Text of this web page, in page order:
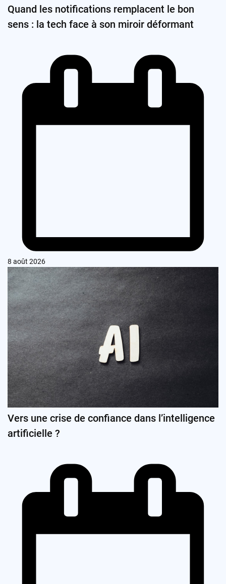
Quand les notifications remplacent le bon
sens : la tech face à son miroir déformant
8 août 2026
Vers une crise de confiance dans l’intelligence
artificielle ?